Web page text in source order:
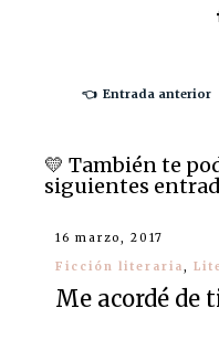
👈 Entrada anterior
💛️ También te
siguientes
16 marzo, 2017
Ficción literaria,
Me acordé de